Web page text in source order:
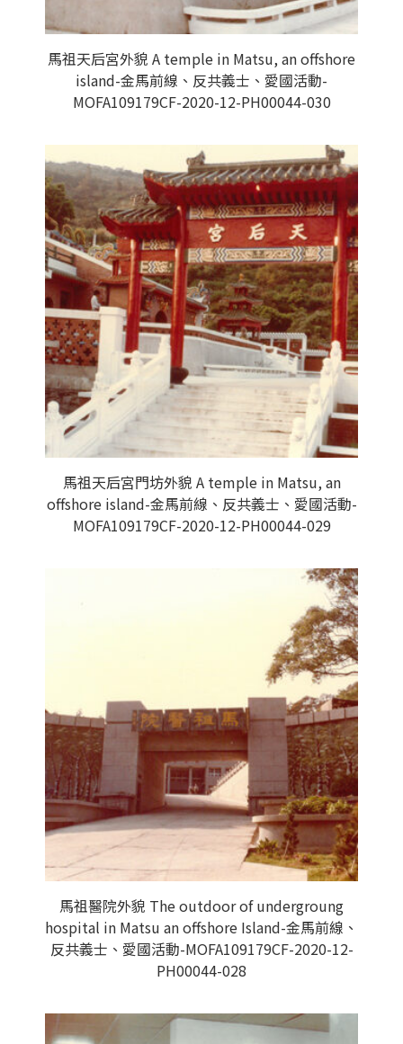
馬祖天后宮外貌 A temple in Matsu, an offshore
island-金馬前線、反共義士、愛國活動-
MOFA109179CF-2020-12-PH00044-030
馬祖天后宮門坊外貌 A temple in Matsu, an
offshore island-金馬前線、反共義士、愛國活動-
MOFA109179CF-2020-12-PH00044-029
馬祖醫院外貌 The outdoor of undergroung
hospital in Matsu an offshore Island-金馬前線、
反共義士、愛國活動-MOFA109179CF-2020-12-
PH00044-028